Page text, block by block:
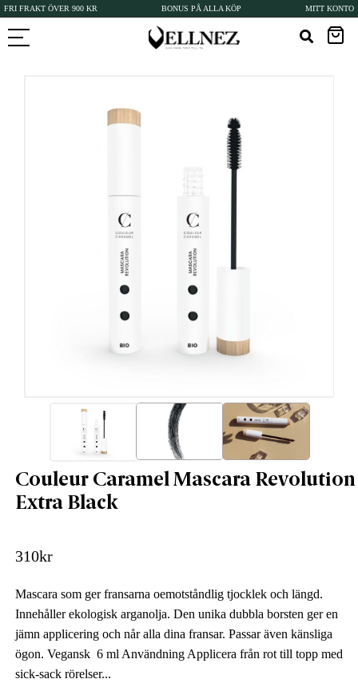
FRI FRAKT ÖVER 900 KR BONUS PÅ ALLA KÖP MITT KONTO
Couleur Caramel Mascara Revolution
Extra Black
310kr
Mascara som ger fransarna oemotståndlig tjocklek och längd.
Innehåller ekologisk arganolja. Den unika dubbla borsten ger en
jämn applicering och når alla dina fransar. Passar även känsliga
ögon. Vegansk 6 ml Användning Applicera från rot till topp med
sick-sack rörelser...